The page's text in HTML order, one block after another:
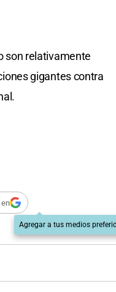
son relativamente
gigantes contra
Agregar a tus medios